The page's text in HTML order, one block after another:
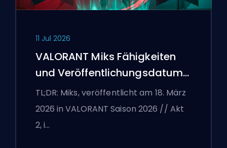
11 Jul 2026
VALORANT Miks Fähigkeiten
und Veröffentlichungsdatum
erklärt
TL;DR: Miks, veröffentlicht am 18. März
2026 in VALORANT Saison 2026 // Akt
2, i…